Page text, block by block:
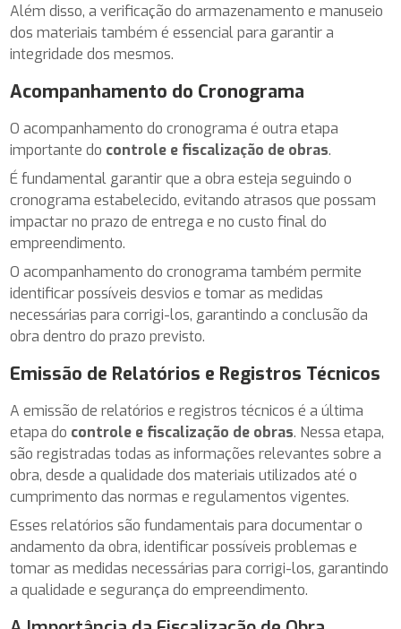
Além disso, a verificação do armazenamento e manuseio
dos materiais também é essencial para garantir a
integridade dos mesmos.
Acompanhamento do Cronograma
O acompanhamento do cronograma é outra etapa
importante do controle e fiscalização de obras.
É fundamental garantir que a obra esteja seguindo o
cronograma estabelecido, evitando atrasos que possam
impactar no prazo de entrega e no custo final do
empreendimento.
O acompanhamento do cronograma também permite
identificar possíveis desvios e tomar as medidas
necessárias para corrigi-los, garantindo a conclusão da
obra dentro do prazo previsto.
Emissão de Relatórios e Registros Técnicos
A emissão de relatórios e registros técnicos é a última
etapa do controle e fiscalização de obras. Nessa etapa,
são registradas todas as informações relevantes sobre a
obra, desde a qualidade dos materiais utilizados até o
cumprimento das normas e regulamentos vigentes.
Esses relatórios são fundamentais para documentar o
andamento da obra, identificar possíveis problemas e
tomar as medidas necessárias para corrigi-los, garantindo
a qualidade e segurança do empreendimento.